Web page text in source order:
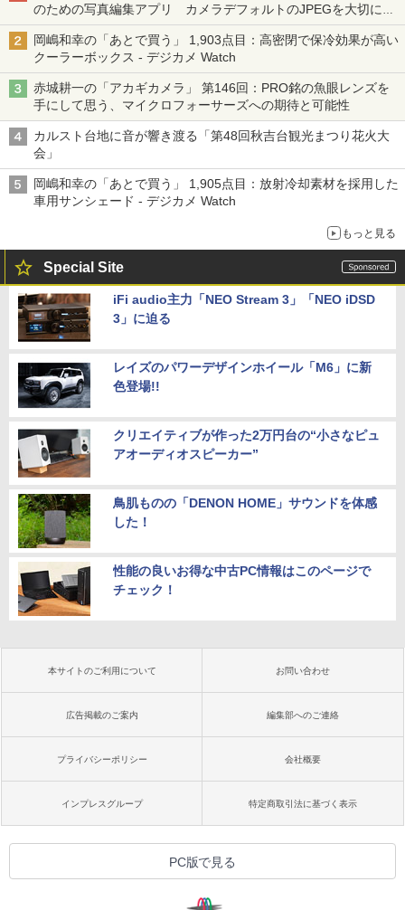
のための写真編集アプリ カメラデフォルトのJPEGを大切にす
る「Filmator」
岡嶋和幸の「あとで買う」 1,903点目：高密閉で保冷効果が高い
クーラーボックス - デジカメ Watch
赤城耕一の「アカギカメラ」 第146回：PRO銘の魚眼レンズを
手にして思う、マイクロフォーサーズへの期待と可能性
カルスト台地に音が響き渡る「第48回秋吉台観光まつり花火大
会」
岡嶋和幸の「あとで買う」 1,905点目：放射冷却素材を採用した
車用サンシェード - デジカメ Watch
もっと見る
Special Site
iFi audio主力「NEO Stream 3」「NEO iDSD
3」に迫る
レイズのパワーデザインホイール「M6」に新
色登場!!
クリエイティブが作った2万円台の“小さなピュ
アオーディオスピーカー”
鳥肌ものの「DENON HOME」サウンドを体感
した！
性能の良いお得な中古PC情報はこのページで
チェック！
本サイトのご利用について お問い合わせ
広告掲載のご案内 編集部へのご連絡
プライバシーポリシー 会社概要
インプレスグループ 特定商取引法に基づく表示
PC版で見る